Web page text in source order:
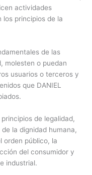
actividades
principios de la
de las
molesten o puedan
usuarios o terceros y
que DANIEL
de legalidad,
la dignidad humana,
orden público, la
del consumidor y
industrial.